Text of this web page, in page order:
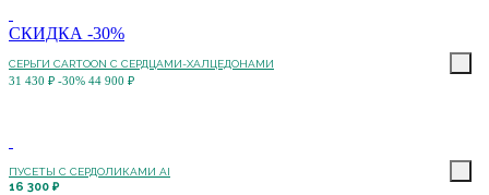
СКИДКА -30%
СЕРЬГИ CARTOON C СЕРДЦАМИ-ХАЛЦЕДОНАМИ
31 430 ₽ -30% 44 900 ₽
ПУСЕТЫ С CЕРДОЛИКАМИ AI
16 300 ₽